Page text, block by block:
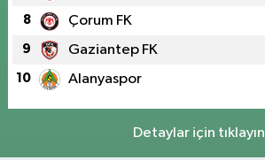
8 Çorum FK
9 Gaziantep FK
10 Alanyaspor
Detaylar için tıklayın